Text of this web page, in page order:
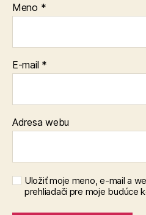
Meno *
E-mail *
Adresa webu
Uložiť moje meno, e-mail a
prehliadači pre moje budúce